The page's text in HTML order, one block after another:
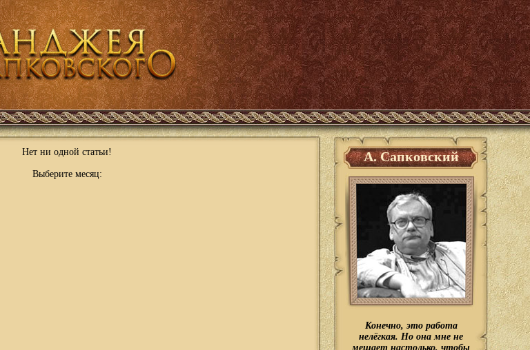
Нет ни одной статьи!
Выберите месяц:
А. Сапковский
Конечно, это работа
нелёгкая. Но она мне не
мешает настолько, чтобы